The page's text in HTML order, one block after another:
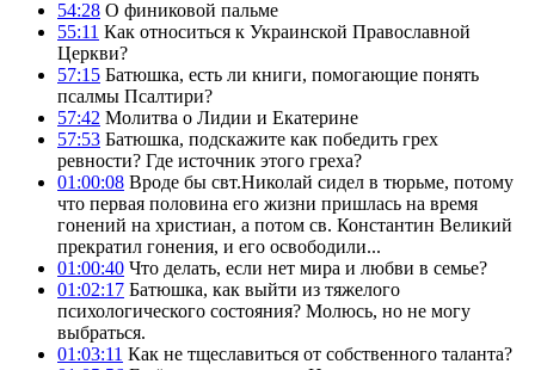
54:28 О финиковой пальме
55:11 Как относиться к Украинской Православной
Церкви?
57:15 Батюшка, есть ли книги, помогающие понять
псалмы Псалтири?
57:42 Молитва о Лидии и Екатерине
57:53 Батюшка, подскажите как победить грех
ревности? Где источник этого греха?
01:00:08 Вроде бы свт.Николай сидел в тюрьме, потому
что первая половина его жизни пришлась на время
гонений на христиан, а потом св. Константин Великий
прекратил гонения, и его освободили...
01:00:40 Что делать, если нет мира и любви в семье?
01:02:17 Батюшка, как выйти из тяжелого
психологического состояния? Молюсь, но не могу
выбраться.
01:03:11 Как не тщеславиться от собственного таланта?